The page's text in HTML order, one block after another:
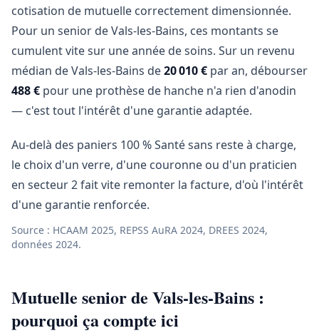
cotisation de mutuelle correctement dimensionnée.
Pour un senior de Vals-les-Bains, ces montants se
cumulent vite sur une année de soins. Sur un revenu
médian de Vals-les-Bains de20 010 € par an, débourser
488 € pour une prothèse de hanche n'a rien d'anodin
— c'est tout l'intérêt d'une garantie adaptée.
Au-delà des paniers 100 % Santé sans reste à charge,
le choix d'un verre, d'une couronne ou d'un praticien
en secteur 2 fait vite remonter la facture, d'où l'intérêt
d'une garantie renforcée.
Source : HCAAM 2025, REPSS AuRA 2024, DREES 2024,
données 2024.
Mutuelle senior de Vals-les-Bains :
pourquoi ça compte ici